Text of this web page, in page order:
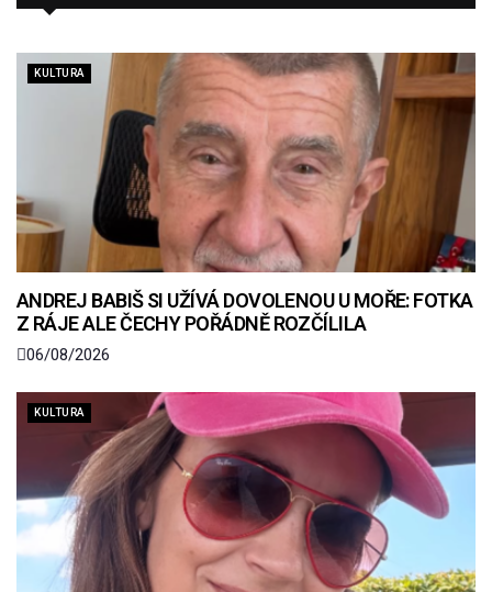
KULTURA
ANDREJ BABIŠ SI UŽÍVÁ DOVOLENOU U MOŘE: FOTKA
Z RÁJE ALE ČECHY POŘÁDNĚ ROZČÍLILA
06/08/2026
KULTURA